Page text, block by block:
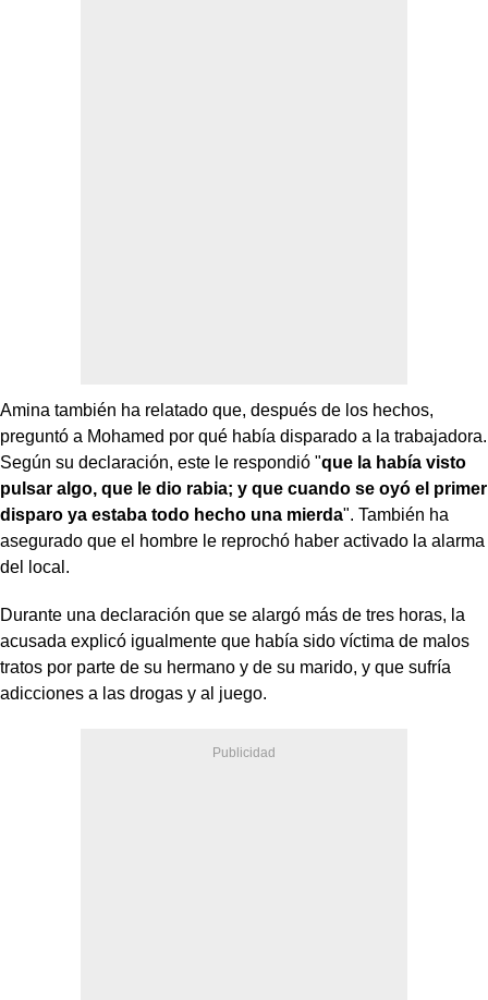
Amina también ha relatado que, después de los hechos,
preguntó a Mohamed por qué había disparado a la trabajadora.
Según su declaración, este le respondió "que la había visto
pulsar algo, que le dio rabia; y que cuando se oyó el primer
disparo ya estaba todo hecho una mierda". También ha
asegurado que el hombre le reprochó haber activado la alarma
del local.
Durante una declaración que se alargó más de tres horas, la
acusada explicó igualmente que había sido víctima de malos
tratos por parte de su hermano y de su marido, y que sufría
adicciones a las drogas y al juego.